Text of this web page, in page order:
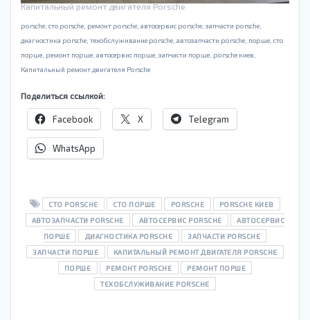
Капитальный ремонт двигателя Porsche
porsche, cто porsche, ремонт porsche, автосервис porsche, запчасти porsche,
диагностика porsche, техобслуживание porsche, автозапчасти porsche, порше, cто
порше, ремонт порше, автосервис порше, запчасти порше, porsche киев,
Капитальный ремонт двигателя Porsche
Поделиться ссылкой:
Facebook X Telegram
WhatsApp
CТО PORSCHE CТО ПОРШЕ PORSCHE
PORSCHE КИЕВ
АВТОЗАПЧАСТИ PORSCHE
АВТОСЕРВИС PORSCHE
АВТОСЕРВИС
ПОРШЕ
ДИАГНОСТИКА PORSCHE
ЗАПЧАСТИ PORSCHE
ЗАПЧАСТИ ПОРШЕ
КАПИТАЛЬНЫЙ РЕМОНТ ДВИГАТЕЛЯ PORSCHE
ПОРШЕ
РЕМОНТ PORSCHE
РЕМОНТ ПОРШЕ
ТЕХОБСЛУЖИВАНИЕ PORSCHE